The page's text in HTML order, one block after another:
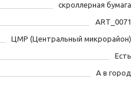
скроллерная бумага
ART_0071
ЦМР (Центральный микрорайон)
Есть
А в город